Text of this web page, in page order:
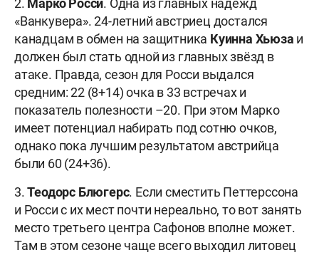
2. Марко Росси. Одна из главных надежд
«Ванкувера». 24-летний австриец достался
канадцам в обмен на защитника Куинна Хьюза и
должен был стать одной из главных звёзд в
атаке. Правда, сезон для Росси выдался
средним: 22 (8+14) очка в 33 встречах и
показатель полезности –20. При этом Марко
имеет потенциал набирать под сотню очков,
однако пока лучшим результатом австрийца
были 60 (24+36).
3.Теодорс Блюгерс. Если сместить Петтерссона
и Росси с их мест почти нереально, то вот занять
место третьего центра Сафонов вполне может.
Там в этом сезоне чаще всего выходил литовец